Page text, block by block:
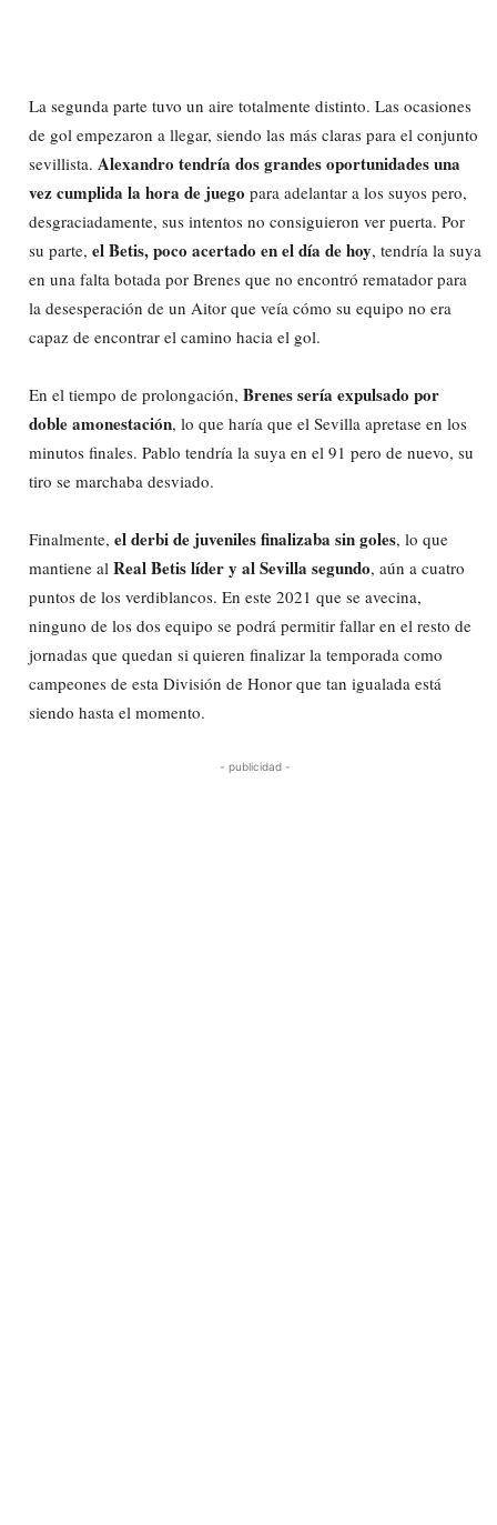
La segunda parte tuvo un aire totalmente distinto. Las ocasiones
de gol empezaron a llegar, siendo las más claras para el conjunto
sevillista. Alexandro tendría dos grandes oportunidades una
vez cumplida la hora de juego para adelantar a los suyos pero,
desgraciadamente, sus intentos no consiguieron ver puerta. Por
su parte, el Betis, poco acertado en el día de hoy, tendría la suya
en una falta botada por Brenes que no encontró rematador para
la desesperación de un Aitor que veía cómo su equipo no era
capaz de encontrar el camino hacia el gol.
En el tiempo de prolongación, Brenes sería expulsado por
doble amonestación, lo que haría que el Sevilla apretase en los
minutos finales. Pablo tendría la suya en el 91 pero de nuevo, su
tiro se marchaba desviado.
Finalmente, el derbi de juveniles finalizaba sin goles, lo que
mantiene al Real Betis líder y al Sevilla segundo, aún a cuatro
puntos de los verdiblancos. En este 2021 que se avecina,
ninguno de los dos equipo se podrá permitir fallar en el resto de
jornadas que quedan si quieren finalizar la temporada como
campeones de esta División de Honor que tan igualada está
siendo hasta el momento.
- publicidad -